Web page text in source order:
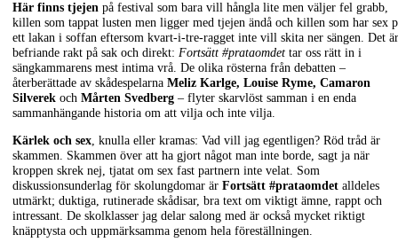
Här finns tjejen på festival som bara vill hångla lite men väljer fel grabb,
killen som tappat lusten men ligger med tjejen ändå och killen som har sex
ett lakan i soffan eftersom kvart-i-tre-ragget inte vill skita ner sängen. Det är
befriande rakt på sak och direkt: Fortsätt #prataomdet tar oss rätt in i
sängkammarens mest intima vrå. De olika rösterna från debatten –
återberättade av skådespelarna Meliz Karlge, Louise Ryme, Camaron
Silverek och Mårten Svedberg – flyter skarvlöst samman i en enda
sammanhängande historia om att vilja och inte vilja.
Kärlek och sex , knulla eller kramas: Vad vill jag egentligen? Röd tråd är
skammen. Skammen över att ha gjort något man inte borde, sagt ja när
kroppen skrek nej, tjatat om sex fast partnern inte velat. Som
diskussionsunderlag för skolungdomar är Fortsätt #prataomdet alldeles
utmärkt; duktiga, rutinerade skådisar, bra text om viktigt ämne, rappt och
intressant. De skolklasser jag delar salong med är också mycket riktigt
knäpptysta och uppmärksamma genom hela föreställningen.